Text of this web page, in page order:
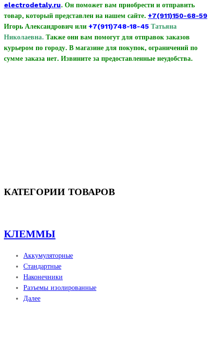
electrodetaly.ru. Он поможет вам приобрести и отправить
товар, который представлен на нашем сайте. +7(911)150-68-59
Игорь Александрович или +7(911)748-18-45 Татьяна
Николаевна. Также они вам помогут для отправок заказов
курьером по городу. В магазине для покупок, ограничений по
сумме заказа нет. Извините за предоставленные неудобства.
КАТЕГОРИИ ТОВАРОВ
КЛЕММЫ
Аккумуляторные
Стандартные
Наконечники
Разъемы изолированные
Далее